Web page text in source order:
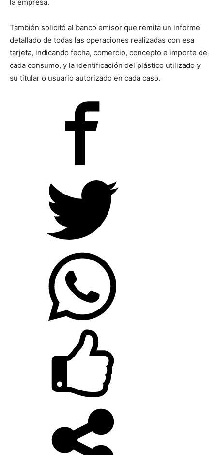
la empresa.
También solicitó al banco emisor que remita un informe
detallado de todas las operaciones realizadas con esa
tarjeta, indicando fecha, comercio, concepto e importe de
cada consumo, y la identificación del plástico utilizado y
su titular o usuario autorizado en cada caso.